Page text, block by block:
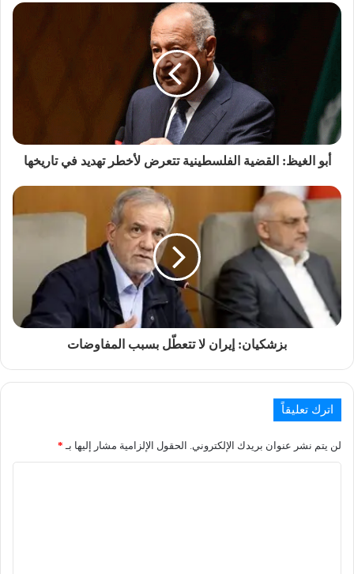
أبو الغيظ: القضية الفلسطينية تتعرض لأخطر تهديد في تاريخها
بزشكيان: إيران لا تتعطّل بسبب المفاوضات
اترك تعليقاً
لن يتم نشر عنوان بريدك الإلكتروني. الحقول الإلزامية مشار إليها بـ *